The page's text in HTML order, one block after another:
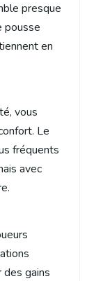
presque
pousse
en
vous
Le
fréquents
avec
gains